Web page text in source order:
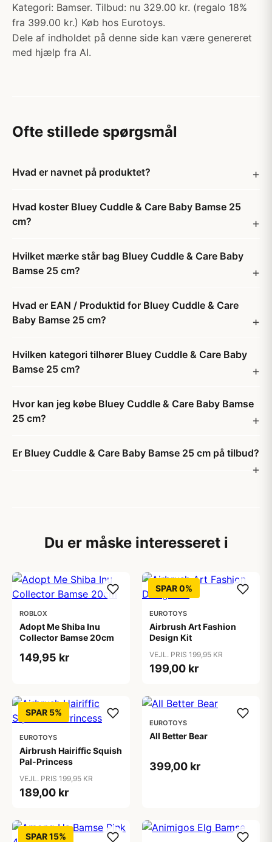
Kategori: Bamser. Tilbud: nu 329.00 kr. (regalo 18%
fra 399.00 kr.) Køb hos Eurotoys.
Dele af indholdet på denne side kan være genereret
med hjælp fra AI.
Ofte stillede spørgsmål
Hvad er navnet på produktet?
Hvad koster Bluey Cuddle & Care Baby Bamse 25
cm?
Hvilket mærke står bag Bluey Cuddle & Care Baby
Bamse 25 cm?
Hvad er EAN / Produktid for Bluey Cuddle & Care
Baby Bamse 25 cm?
Hvilken kategori tilhører Bluey Cuddle & Care Baby
Bamse 25 cm?
Hvor kan jeg købe Bluey Cuddle & Care Baby Bamse
25 cm?
Er Bluey Cuddle & Care Baby Bamse 25 cm på tilbud?
Du er måske interesseret i
ROBLOX
Adopt Me Shiba Inu
Collector Bamse 20cm
149,95 kr
SPAR 0%
EUROTOYS
Airbrush Art Fashion
Design Kit
VEJL. PRIS 199,95 KR
199,00 kr
SPAR 5%
EUROTOYS
Airbrush Hairiffic Squish
Pal-Princess
VEJL. PRIS 199,95 KR
189,00 kr
EUROTOYS
All Better Bear
399,00 kr
SPAR 15%